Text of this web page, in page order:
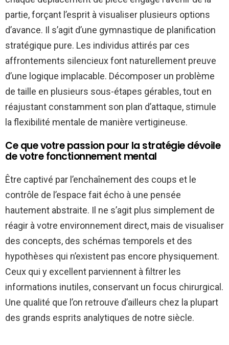
partie, forçant l’esprit à visualiser plusieurs options
d’avance. Il s’agit d’une gymnastique de planification
stratégique pure. Les individus attirés par ces
affrontements silencieux font naturellement preuve
d’une logique implacable. Décomposer un problème
de taille en plusieurs sous-étapes gérables, tout en
réajustant constamment son plan d’attaque, stimule
la flexibilité mentale de manière vertigineuse.
Ce que votre passion pour la stratégie dévoile
de votre fonctionnement mental
Être captivé par l’enchaînement des coups et le
contrôle de l’espace fait écho à une pensée
hautement abstraite. Il ne s’agit plus simplement de
réagir à votre environnement direct, mais de visualiser
des concepts, des schémas temporels et des
hypothèses qui n’existent pas encore physiquement.
Ceux qui y excellent parviennent à filtrer les
informations inutiles, conservant un focus chirurgical.
Une qualité que l’on retrouve d’ailleurs chez la plupart
des grands esprits analytiques de notre siècle.